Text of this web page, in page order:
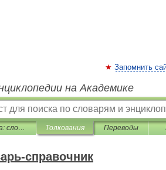
Запомнить
на Академике
Психомоторика: cловарь-справочник Толкования Переводы
справочник